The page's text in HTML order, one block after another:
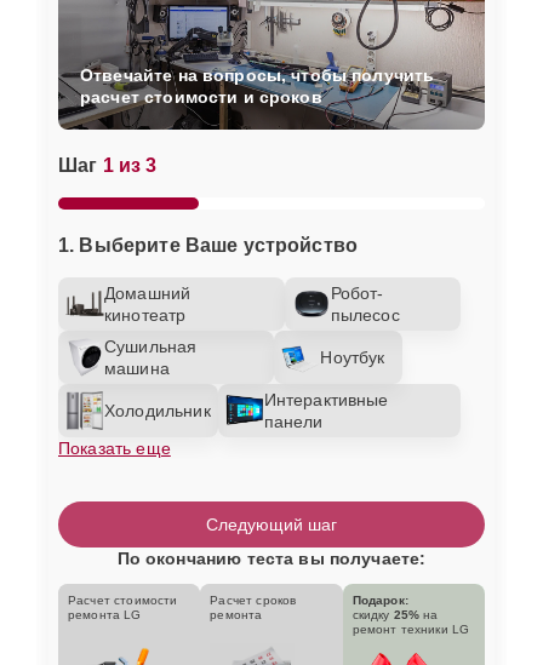
Шаг 1 из 3
1. Выберите Ваше устройство
Домашний
кинотеатр
Робот-
пылесос
Сушильная
машина
Ноутбук
Холодильник
Интерактивные
панели
Показать еще
Отвечайте на вопросы, чтобы получить
расчет стоимости и сроков
Следующий шаг
По окончанию теста вы получаете:
Расчет стоимости
ремонта LG
Расчет сроков
ремонта
Подарок:
скидку 25% на
ремонт техники LG